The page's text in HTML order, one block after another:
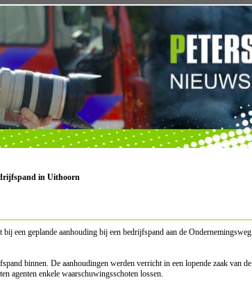
in Uithoorn
een geplande aanhouding bij een bedrijfspand aan de Ondernemingsweg
binnen. De aanhoudingen werden verricht in een lopende zaak van de
agenten enkele waarschuwingsschoten lossen.